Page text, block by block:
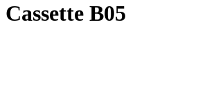
Cassette B05